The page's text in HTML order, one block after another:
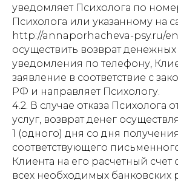
уведомляет Психолога по
Психолога или указанному на
http://annaporhacheva-psy.ru/
осуществить возврат
уведомления по телефону,
заявление в соответствие с
РФ и направляет Психологу.
4.2. В случае отказа Психолога
услуг, возврат денег
1 (одного) дня со дня получения
соответствующего
Клиента на его расчетный счет
всех необходимых банковских